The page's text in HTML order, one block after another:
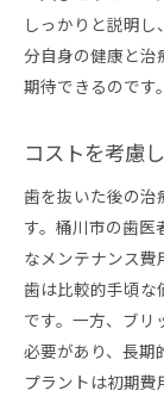
適切な
インプ
手術後
技術を
歯を抜い
歯列の
噛み
口腔
精神
無治療
しっかりと説明
分自身の健康と治
期待できるのです。
コストを考慮
歯を抜いた後の治
す。桶川市の歯医
なメンテナンス費
歯は比較的手頃な
です。一方、ブリ
必要があり、長期
プラントは初期